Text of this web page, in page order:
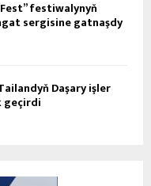
festiwalynyň
sergisine gatnaşdy
Daşary işler
geçirdi